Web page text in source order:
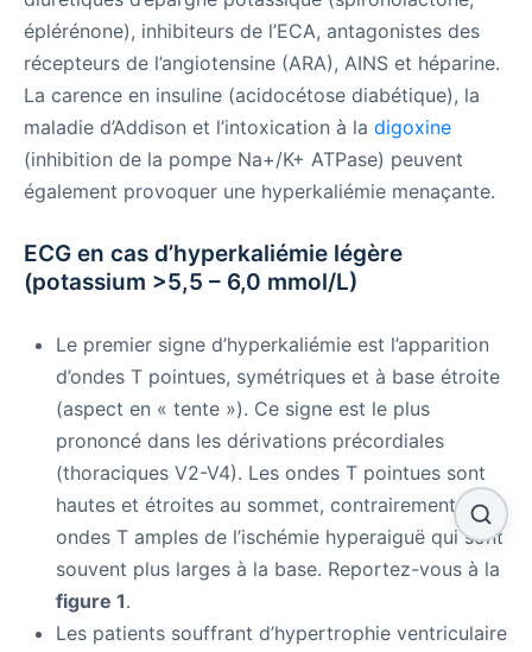
éplérénone), inhibiteurs de l’ECA, antagonistes des
récepteurs de l’angiotensine (ARA), AINS et héparine.
La carence en insuline (acidocétose diabétique), la
maladie d’Addison et l’intoxication à la digoxine
(inhibition de la pompe Na+/K+ ATPase) peuvent
également provoquer une hyperkaliémie menaçante.
ECG en cas d’hyperkaliémie légère
(potassium >5,5 – 6,0 mmol/L)
Le premier signe d’hyperkaliémie est l’apparition
d’ondes T pointues, symétriques et à base étroite
(aspect en « tente »). Ce signe est le plus
prononcé dans les dérivations précordiales
(thoraciques V2-V4). Les ondes T pointues sont
hautes et étroites au sommet, contrairement aux
ondes T amples de l’ischémie hyperaiguë qui sont
souvent plus larges à la base. Reportez-vous à la
figure 1.
Les patients souffrant d’hypertrophie ventriculaire